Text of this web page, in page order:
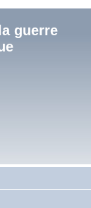
guerre